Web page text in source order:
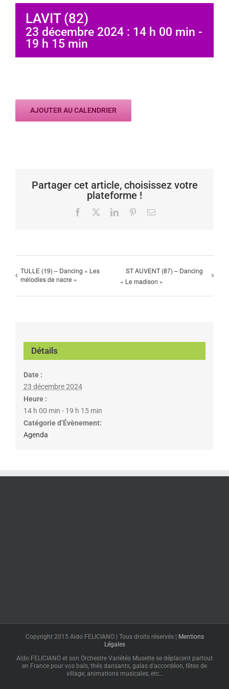
LAVIT (82)
23 décembre 2024 : 14 h 00 min -
19 h 15 min
AJOUTER AU CALENDRIER
Partager cet article, choisissez votre
plateforme !
Facebook LinkedInPinterestEmail
TULLE (19) – Dancing « Les
mélodies de nacre »
ST AUVENT (87) – Dancing
« Le madison »
Détails
Date :
23 décembre 2024
Heure :
14 h 00 min - 19 h 15 min
Catégorie d’Évènement:
Agenda
Copyright 2015 Aldo FELICIANO | Tous droits réservés | Mentions
Légales
Aldo FELICIANO et son Orchestre Variétés Musette se déplacent partout
en France pour vos bals, thés dansants, galas d'accordéon, fêtes de
village, animations musicales, etc…